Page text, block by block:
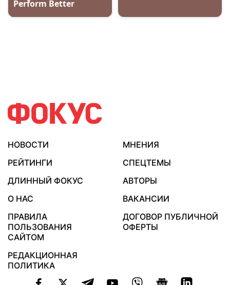
НОВОСТИ
МНЕНИЯ
РЕЙТИНГИ
СПЕЦТЕМЫ
ДЛИННЫЙ ФОКУС
АВТОРЫ
О НАС
ВАКАНСИИ
ПРАВИЛА
ПОЛЬЗОВАНИЯ
САЙТОМ
ДОГОВОР ПУБЛИЧНОЙ
ОФЕРТЫ
РЕДАКЦИОННАЯ
ПОЛИТИКА